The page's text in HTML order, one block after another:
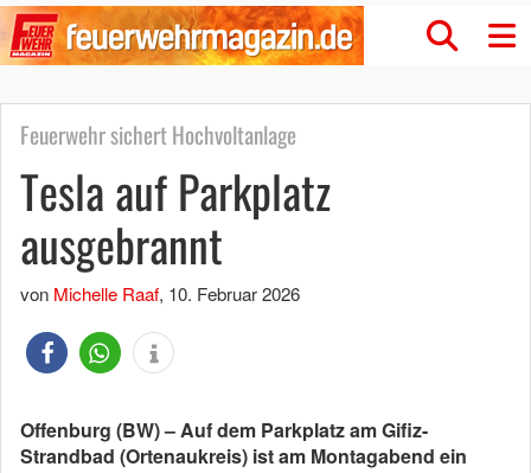
Feuerwehr sichert Hochvoltanlage
Tesla auf Parkplatz
ausgebrannt
von Michelle Raaf, 10. Februar 2026
Offenburg (BW) – Auf dem Parkplatz am Gifiz-
Strandbad (Ortenaukreis) ist am Montagabend ein